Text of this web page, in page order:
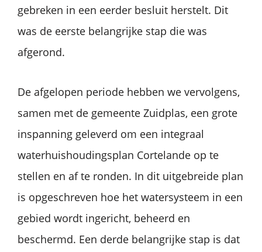
gebreken in een eerder besluit herstelt. Dit
was de eerste belangrijke stap die was
afgerond.
De afgelopen periode hebben we vervolgens,
samen met de gemeente Zuidplas, een grote
inspanning geleverd om een integraal
waterhuishoudingsplan Cortelande op te
stellen en af te ronden. In dit uitgebreide plan
is opgeschreven hoe het watersysteem in een
gebied wordt ingericht, beheerd en
beschermd. Een derde belangrijke stap is dat